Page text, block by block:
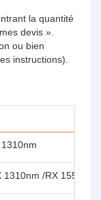
la quantité
devis ».
ou bien
instructions).
/RX 1550nm